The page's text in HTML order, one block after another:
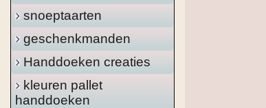
snoeptaarten
geschenkmanden
Handdoeken creaties
kleuren pallet
handdoeken